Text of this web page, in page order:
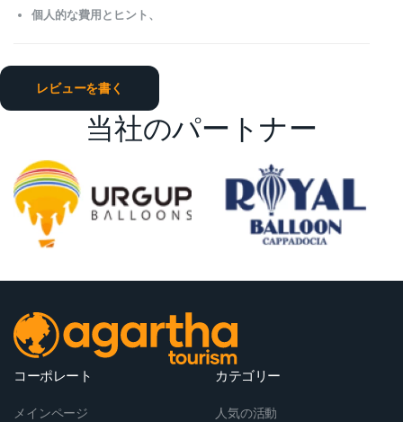
個人的な費用とヒント、
レビューを書く
当社のパートナー
コーポレート
メインページ
カテゴリー
人気の活動